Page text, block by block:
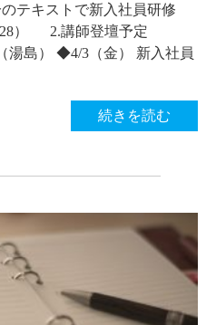
テキストで新入社員研修
28） 2.講師登壇予定
湯島） ◆4/3（金） 新入社員
続きを読む